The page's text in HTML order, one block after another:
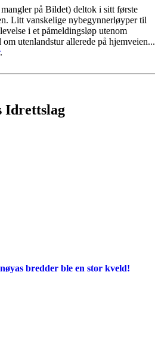
på Bildet) deltok i sitt første
Litt vanskelige nybegynnerløyper til
i et påmeldingsløp utenom
utenlandstur allerede på
.
Idrettslag
bredder ble en stor kveld!